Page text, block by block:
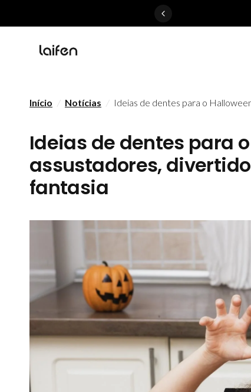
Início / Notícias / Ideias de dentes para o
Ideias de dentes para
assustadores,
fantasia